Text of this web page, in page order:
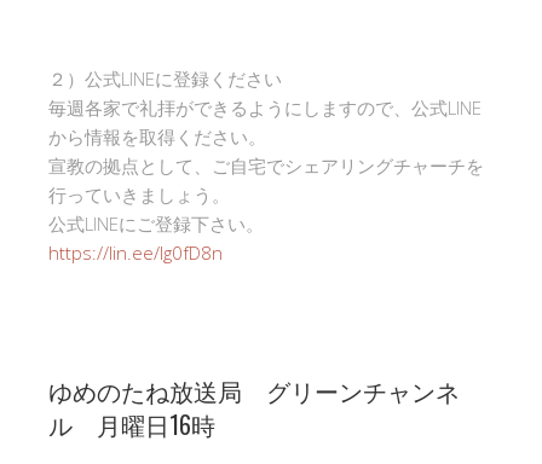
２）公式LINEに登録ください
毎週各家で礼拝ができるようにしますので、公式LINE
から情報を取得ください。
宣教の拠点として、ご自宅でシェアリングチャーチを
行っていきましょう。
公式LINEにご登録下さい。
https://lin.ee/Ig0fD8n
ゆめのたね放送局 グリーンチャンネ
ル 月曜日16時